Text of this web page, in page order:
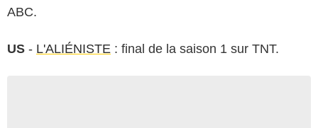
ABC.
US - L'ALIÉNISTE : final de la saison 1 sur TNT.